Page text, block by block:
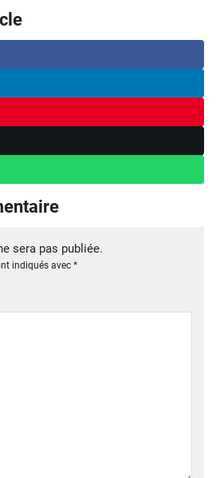
sera pas publiée.
indiqués avec *